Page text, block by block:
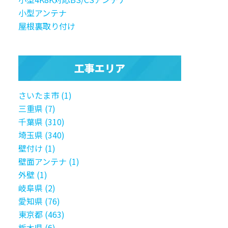
小型アンテナ
屋根裏取り付け
工事エリア
さいたま市 (1)
三重県 (7)
千葉県 (310)
埼玉県 (340)
壁付け (1)
壁面アンテナ (1)
外壁 (1)
岐阜県 (2)
愛知県 (76)
東京都 (463)